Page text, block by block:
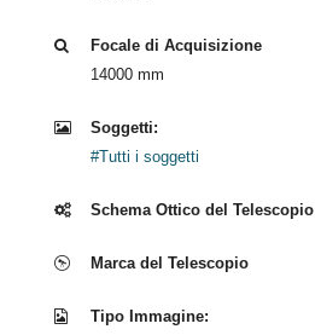
Focale di Acquisizione
14000 mm
Soggetti:
#Tutti i soggetti
Schema Ottico del Telescopio
Marca del Telescopio
Tipo Immagine: